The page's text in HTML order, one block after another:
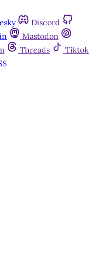
Discord
Mastodon
Threads
Tiktok